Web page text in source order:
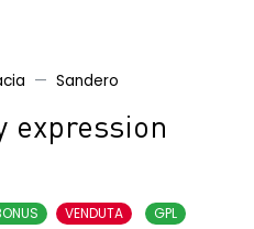
Sandero
expression
VENDUTA
GPL